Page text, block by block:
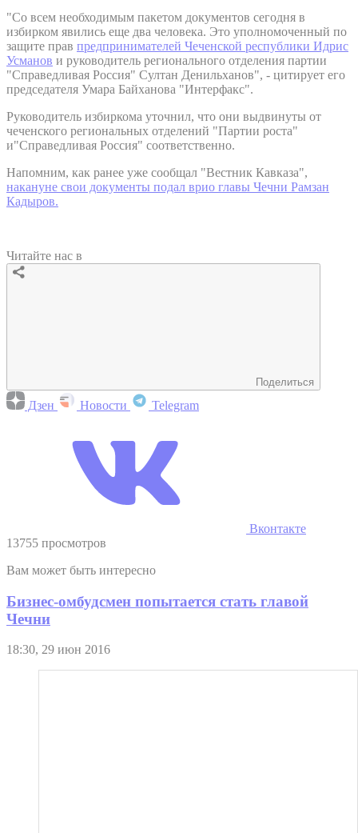
"Со всем необходимым пакетом документов сегодня в
избирком явились еще два человека. Это уполномоченный по
защите прав предпринимателей Чеченской республики Идрис
Усманов и руководитель регионального отделения партии
"Справедливая Россия" Султан Денильханов", - цитирует его
председателя Умара Байханова "Интерфакс".
Руководитель избиркома уточнил, что они выдвинуты от
чеченского региональных отделений "Партии роста"
и"Справедливая Россия" соответственно.
Напомним, как ранее уже сообщал "Вестник Кавказа",
накануне свои документы подал врио главы Чечни Рамзан
Кадыров.
Читайте нас в
Поделиться
Дзен Новости Telegram
Вконтакте
13755 просмотров
Вам может быть интересно
Бизнес-омбудсмен попытается стать главой
Чечни
18:30, 29 июн 2016